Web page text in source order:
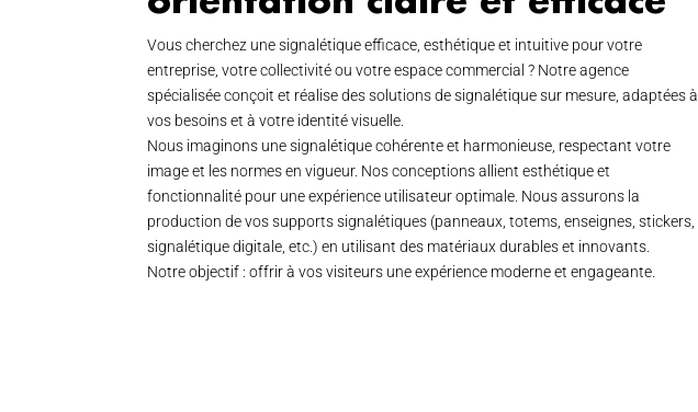
Vous cherchez une signalétique efficace, esthétique et intuitive pour votre
entreprise, votre collectivité ou votre espace commercial ? Notre agence
spécialisée conçoit et réalise des solutions de signalétique sur mesure, adaptées à
vos besoins et à votre identité visuelle.
Nous imaginons une signalétique cohérente et harmonieuse, respectant votre
image et les normes en vigueur. Nos conceptions allient esthétique et
fonctionnalité pour une expérience utilisateur optimale. Nous assurons la
production de vos supports signalétiques (panneaux, totems, enseignes, stickers,
signalétique digitale, etc.) en utilisant des matériaux durables et innovants.
Notre objectif : offrir à vos visiteurs une expérience moderne et engageante.